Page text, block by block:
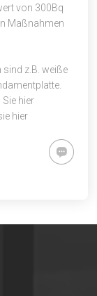
von 300Bq
Maßnahmen
z.B. weiße
Sie hier
hier